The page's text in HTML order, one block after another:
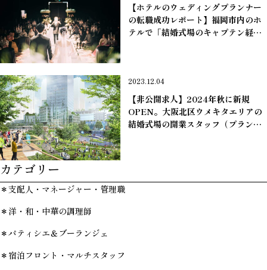
【ホテルのウェディングプランナー
の転職成功レポート】福岡市内のホ
テルで「結婚式場のキャプテン経験
＊新着転職求人
2023.12.04
【非公開求人】2024年秋に新規
OPEN。大阪北区ウメキタエリアの
結婚式場の開業スタッフ（プランナ
カテゴリー
＊支配人・マネージャー・管理職
＊洋・和・中華の調理師
＊パティシエ＆ブーランジェ
＊宿泊フロント・マルチスタッフ